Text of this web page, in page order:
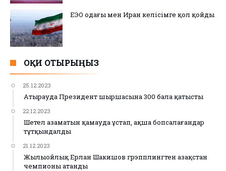
ЕЭО одағы мен Иран келісімге қол қойды
ОҚИ ОТЫРЫҢЫЗ
25.12.2023
Атырауда Президент шыршасына 300 бала қатысты
22.12.2023
Шетел азаматын қамауда ұстап, ақша бопсалағандар
тұтқындалды
21.12.2023
Жылыойлық Ерлан Шакишов грэпплингтен Қазақстан
чемпионы атанды